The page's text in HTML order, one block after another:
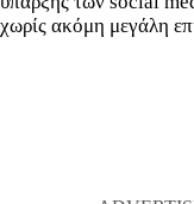
χωρίς ακόμη μεγάλη